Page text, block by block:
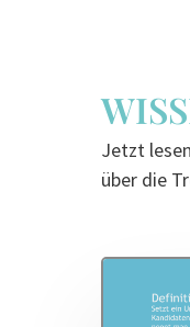
Jetzt
über die